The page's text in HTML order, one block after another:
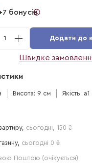
бонусів
1 Додати до
Швидке
Висота: 9 см Якість: a1
сьогодні 150 ₴
сьогодні 0 ₴
Поштою (очікується)